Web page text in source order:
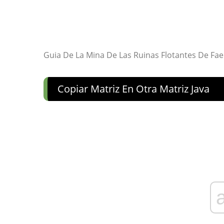
Guia De La Mina De Las Ruinas Flotantes De
Copiar Matriz En Otra Matriz Java